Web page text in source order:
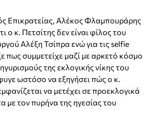
Επικρατείας, Αλέκος Φλαμπουράρης
ο κ. Πετσίτης δεν είναι φίλος του
Αλέξη Τσίπρα ενώ για τις selfie
πως συμμετείχε μαζί με αρκετό κόσμο
της εκλογικής νίκης του
ωστόσο να εξηγήσει πώς ο κ.
να μετέχει σε προεκλογικά
με τον πυρήνα της ηγεσίας του